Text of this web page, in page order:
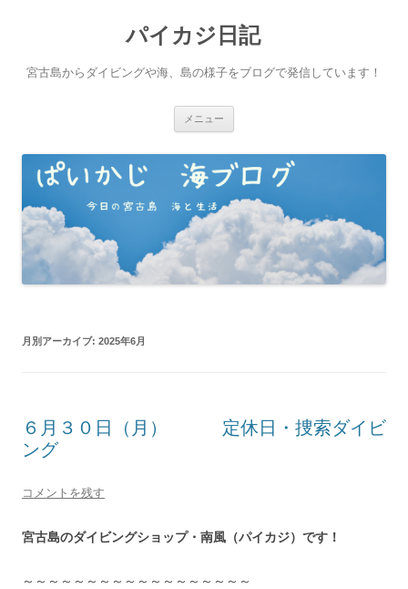
パイカジ日記
宮古島からダイビングや海、島の様子をブログで発信しています！
メニュー
ツ
へ
ス
キ
ッ
プ
月別アーカイブ: 2025年6月
６月３０日（月） 定休日・捜索ダイビ
ング
コメントを残す
宮古島のダイビングショップ・南風（パイカジ）です！
～～～～～～～～～～～～～～～～～～